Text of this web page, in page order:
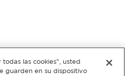
las cookies”, usted
guarden en su dispositivo